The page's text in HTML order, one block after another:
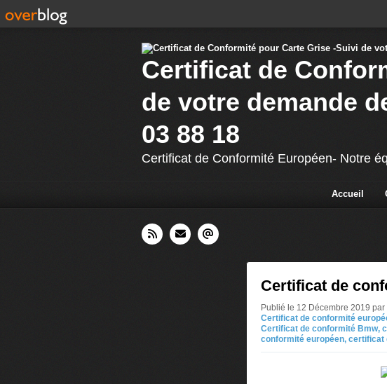
Certificat de
de votre demande
03 88 18
Certificat de Conformité Européen- Notre
Accueil
Certificat de
Publié le 12 Décembre 2019
Certificat de conformité
Certificat de conformité Bmw,
conformité européen,